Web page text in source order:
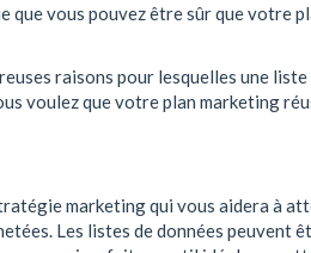
que vous pouvez être sûr que votre
raisons pour lesquelles une
voulez que votre plan marketing
marketing qui vous aidera à
Les listes de données peuvent